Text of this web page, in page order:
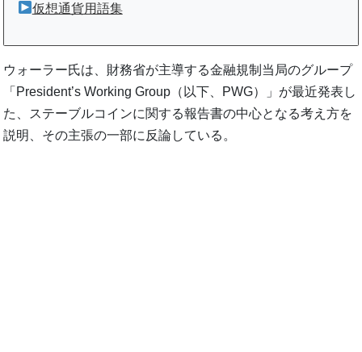
仮想通貨用語集
ウォーラー氏は、財務省が主導する金融規制当局のグループ
「President’s Working Group（以下、PWG）」が最近発表し
た、ステーブルコインに関する報告書の中心となる考え方を
説明、その主張の一部に反論している。